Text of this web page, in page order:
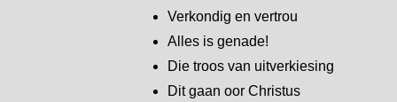
Verkondig en vertrou
Alles is genade!
Die troos van uitverkiesing
Dit gaan oor Christus